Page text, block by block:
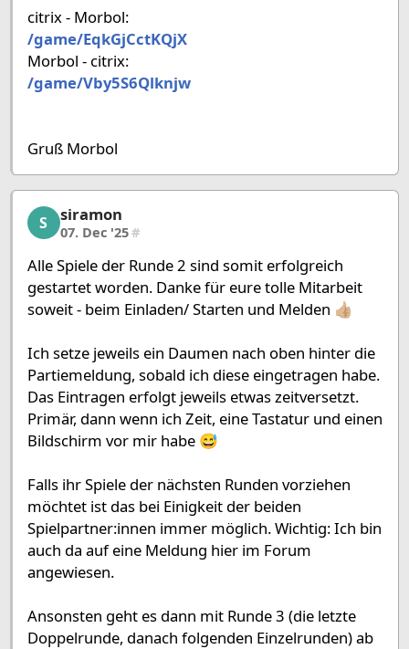
citrix - Morbol:
/game/EqkGjCctKQjX
Morbol - citrix:
/game/Vby5S6Qlknjw
Gruß Morbol
siramon, 24/53, 07. Dec '25
S siramon
07. Dec '25#
Alle Spiele der Runde 2 sind somit erfolgreich
gestartet worden. Danke für eure tolle Mitarbeit
soweit - beim Einladen/ Starten und Melden 👍🏼
Ich setze jeweils ein Daumen nach oben hinter die
Partiemeldung, sobald ich diese eingetragen habe.
Das Eintragen erfolgt jeweils etwas zeitversetzt.
Primär, dann wenn ich Zeit, eine Tastatur und einen
Bildschirm vor mir habe 😅
Falls ihr Spiele der nächsten Runden vorziehen
möchtet ist das bei Einigkeit der beiden
Spielpartner:innen immer möglich. Wichtig: Ich bin
auch da auf eine Meldung hier im Forum
angewiesen.
Ansonsten geht es dann mit Runde 3 (die letzte
Doppelrunde, danach folgenden Einzelrunden) ab